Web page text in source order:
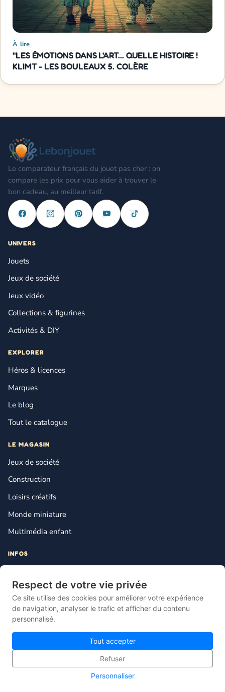
Respect de votre vie privée
Ce site utilise des cookies pour améliorer votre expérience
de navigation, analyser le trafic et afficher du contenu
personnalisé.
Tout accepter
Refuser
Personnaliser
À lire
"LES ÉMOTIONS DANS L'ART... QUELLE HISTOIRE !
KLIMT - LES BOULEAUX 5. COLÈRE
Le comparateur français du jouet pas cher : on
compare les prix pour vous aider à trouver le
bon cadeau, au meilleur tarif.
UNIVERS
Jouets
Jeux de société
Jeux vidéo
Collections & figurines
Activités & DIY
EXPLORER
Héros & licences
Marques
Le blog
Tout le catalogue
LE MAGASIN
Jeux de société
Construction
Loisirs créatifs
Monde miniature
Multimédia enfant
INFOS
Mentions légales
Plan du site
Gestion des cookies
© 2026 Lebonjouet — Le comparateur français du jouet pas cher.